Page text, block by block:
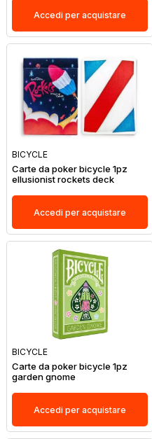
Accedi per acquistare
BICYCLE
Carte da poker bicycle 1pz
ellusionist rockets deck
Accedi per acquistare
BICYCLE
Carte da poker bicycle 1pz
garden gnome
Accedi per acquistare